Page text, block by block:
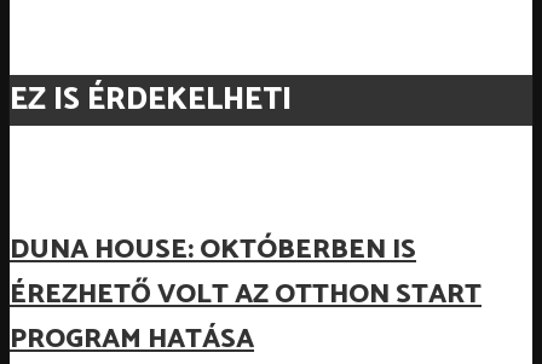
EZ IS ÉRDEKELHETI
DUNA HOUSE: OKTÓBERBEN IS
ÉREZHETŐ VOLT AZ OTTHON START
PROGRAM HATÁSA